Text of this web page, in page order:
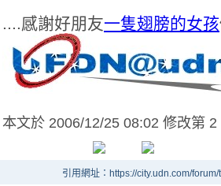
....感謝好朋友一隻翅膀的女孩
本文於 2006/12/25 08:02 修改第 2
引用網址：https://city.udn.com/